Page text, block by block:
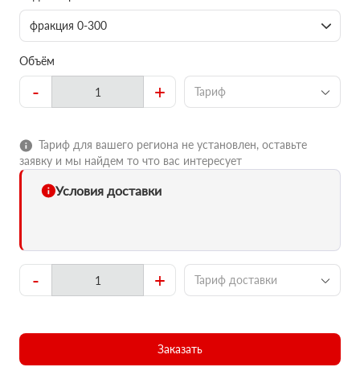
фракция 0-300
Объём
- + Тариф
Тариф для вашего региона не установлен, оставьте
заявку и мы найдем то что вас интересует
Условия доставки
- + Тариф доставки
Заказать